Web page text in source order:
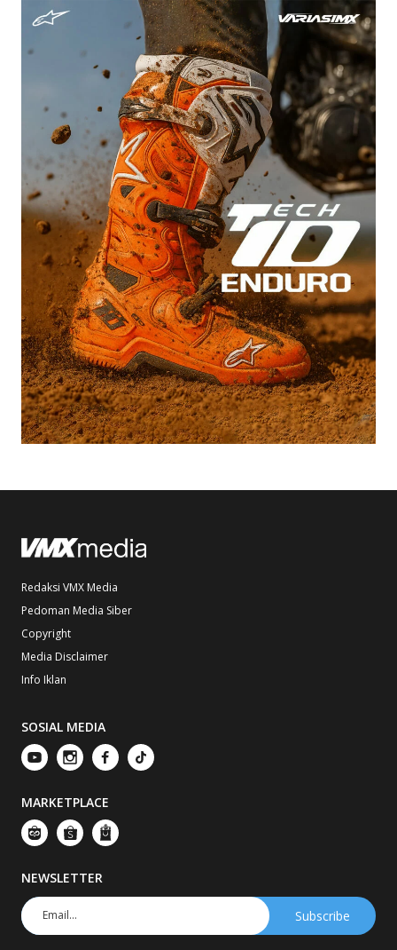
Redaksi VMX Media
Pedoman Media Siber
Copyright
Media Disclaimer
Info Iklan
SOSIAL MEDIA
MARKETPLACE
NEWSLETTER